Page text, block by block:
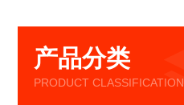
产品分类
PRODUCT CLASSIFICATION